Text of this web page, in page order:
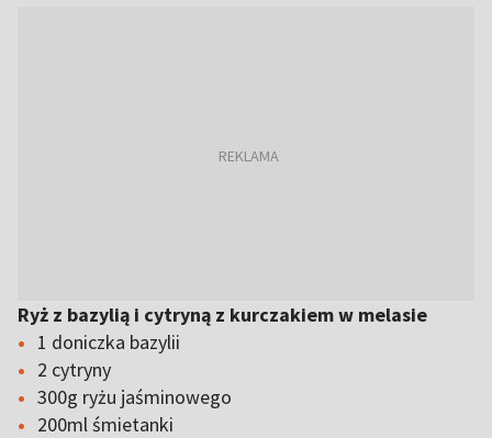
Ryż z bazylią i cytryną z kurczakiem w melasie
1 doniczka bazylii
2 cytryny
300g ryżu jaśminowego
200ml śmietanki